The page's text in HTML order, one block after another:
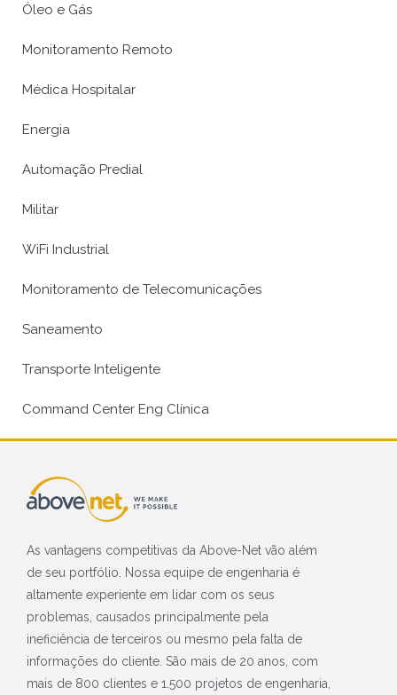
Óleo e Gás
Monitoramento Remoto
Médica Hospitalar
Energia
Automação Predial
Militar
WiFi Industrial
Monitoramento de Telecomunicações
Saneamento
Transporte Inteligente
Command Center Eng Clínica
As vantagens competitivas da Above-Net vão além
de seu portfólio. Nossa equipe de engenharia é
altamente experiente em lidar com os seus
problemas, causados principalmente pela
ineficiência de terceiros ou mesmo pela falta de
informações do cliente. São mais de 20 anos, com
mais de 800 clientes e 1.500 projetos de engenharia,